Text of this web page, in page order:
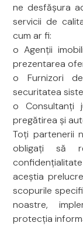
ne desfășura
servicii de
cum ar fi:
o Agenții
prezentarea
o Furnizori
securitatea
o Consultanți
pregătirea și
Toți partenerii
obligați să
aceștia
scopurile
noastre,
protecția